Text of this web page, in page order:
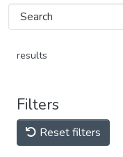
results
Filters
Reset filters